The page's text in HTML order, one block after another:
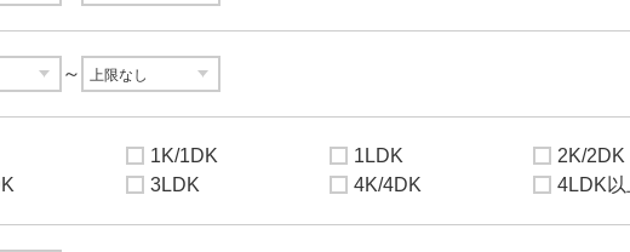
～
1K/1DK 1LDK 2K/2DK
3LDK 4K/4DK 4LDK以